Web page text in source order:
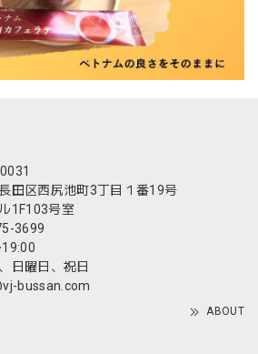
田区西尻池町3丁目１番19号
1F103号室
3699
日曜日、祝日
bussan.com
ABOUT